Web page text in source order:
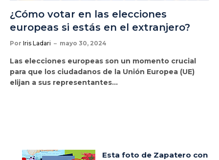
¿Cómo votar en las elecciones
europeas si estás en el extranjero?
Por Iris Ladari mayo 30, 2024
Las elecciones europeas son un momento crucial
para que los ciudadanos de la Unión Europea (UE)
elijan a sus representantes…
Esta foto de Zapatero con